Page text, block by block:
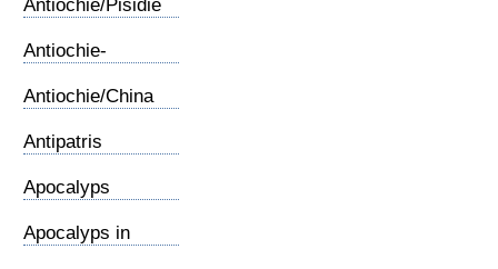
Antiochië/Pisidië
Antiochie-
Antiochie/China
Antipatris
Apocalyps
Apocalyps in